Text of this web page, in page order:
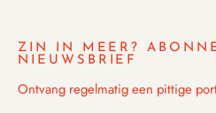
ZIN IN MEER?
NIEUWSBRIEF
Ontvang regelmatig een pittige